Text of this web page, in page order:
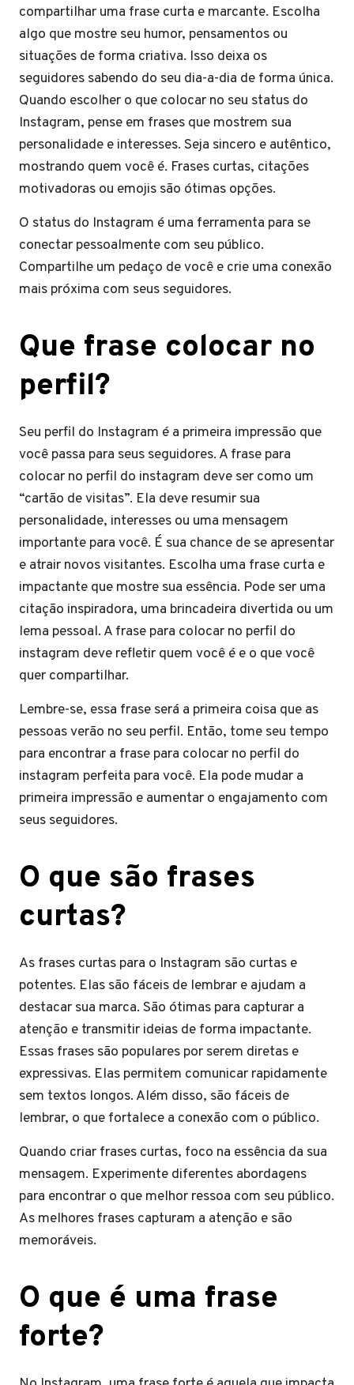
compartilhar uma frase curta e marcante. Escolha
algo que mostre seu humor, pensamentos ou
situações de forma criativa. Isso deixa os
seguidores sabendo do seu dia-a-dia de forma única.
Quando escolher o que colocar no seu status do
Instagram, pense em frases que mostrem sua
personalidade e interesses. Seja sincero e autêntico,
mostrando quem você é. Frases curtas, citações
motivadoras ou emojis são ótimas opções.
O status do Instagram é uma ferramenta para se
conectar pessoalmente com seu público.
Compartilhe um pedaço de você e crie uma conexão
mais próxima com seus seguidores.
Que frase colocar no
perfil?
Seu perfil do Instagram é a primeira impressão que
você passa para seus seguidores. A frase para
colocar no perfil do instagram deve ser como um
“cartão de visitas”. Ela deve resumir sua
personalidade, interesses ou uma mensagem
importante para você. É sua chance de se apresentar
e atrair novos visitantes. Escolha uma frase curta e
impactante que mostre sua essência. Pode ser uma
citação inspiradora, uma brincadeira divertida ou um
lema pessoal. A frase para colocar no perfil do
instagram deve refletir quem você é e o que você
quer compartilhar.
Lembre-se, essa frase será a primeira coisa que as
pessoas verão no seu perfil. Então, tome seu tempo
para encontrar a frase para colocar no perfil do
instagram perfeita para você. Ela pode mudar a
primeira impressão e aumentar o engajamento com
seus seguidores.
O que são frases
curtas?
As frases curtas para o Instagram são curtas e
potentes. Elas são fáceis de lembrar e ajudam a
destacar sua marca. São ótimas para capturar a
atenção e transmitir ideias de forma impactante.
Essas frases são populares por serem diretas e
expressivas. Elas permitem comunicar rapidamente
sem textos longos. Além disso, são fáceis de
lembrar, o que fortalece a conexão com o público.
Quando criar frases curtas, foco na essência da sua
mensagem. Experimente diferentes abordagens
para encontrar o que melhor ressoa com seu público.
As melhores frases capturam a atenção e são
memoráveis.
O que é uma frase
forte?